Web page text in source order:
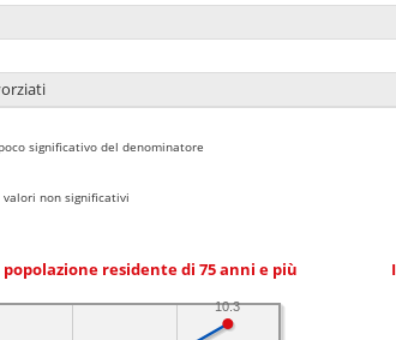
significativo del denominatore
valori non significativi
residente di 75 anni e più
10.3